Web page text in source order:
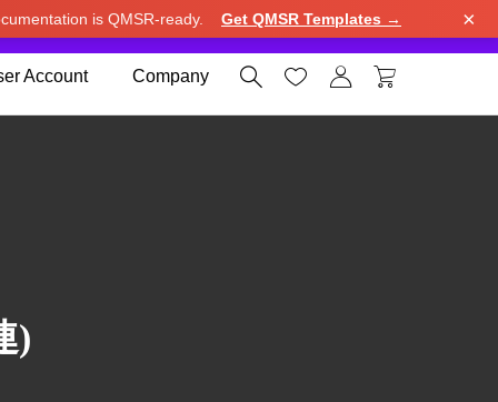
is QMSR-ready. Get QMSR Templates → ×
Account Company    
)
Use United States (US) dollar instead. Dismiss